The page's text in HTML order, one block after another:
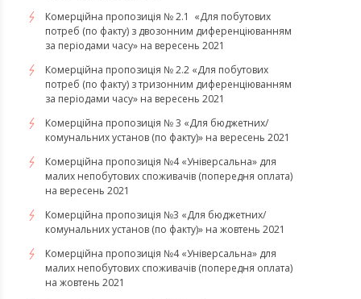
Комерційна пропозиція № 2.1 «Для побутових
потреб (по факту) з двозонним диференціюванням
за періодами часу» на вересень 2021
Комерційна пропозиція № 2.2 «Для побутових
потреб (по факту) з тризонним диференціюванням
за періодами часу» на вересень 2021
Комерційна пропозиція № 3 «Для бюджетних/
комунальних установ (по факту)» на вересень 2021
Комерційна пропозиція №4 «Універсальна» для
малих непобутових споживачів (попередня оплата)
на вересень 2021
Комерційна пропозиція №3 «Для бюджетних/
комунальних установ (по факту)» на жовтень 2021
Комерційна пропозиція №4 «Універсальна» для
малих непобутових споживачів (попередня оплата)
на жовтень 2021